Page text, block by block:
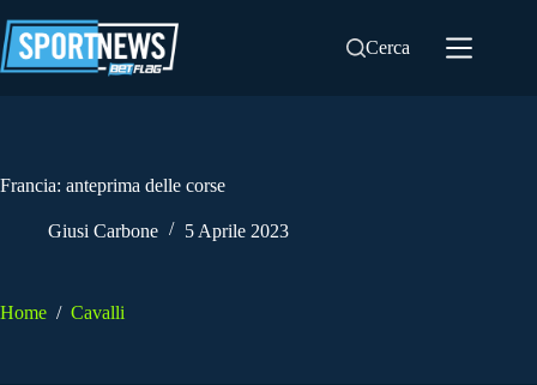
al
contenuto
Cerca
Francia: anteprima delle corse
Giusi Carbone 5 Aprile 2023
Home / Cavalli